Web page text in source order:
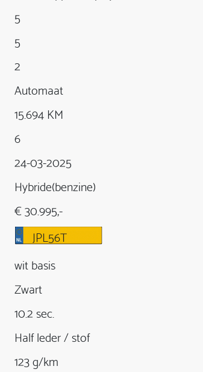
5
5
2
Automaat
15.694 KM
6
24-03-2025
Hybride(benzine)
€ 30.995,-
JPL56T
wit basis
Zwart
10.2 sec.
Half leder / stof
123 g/km